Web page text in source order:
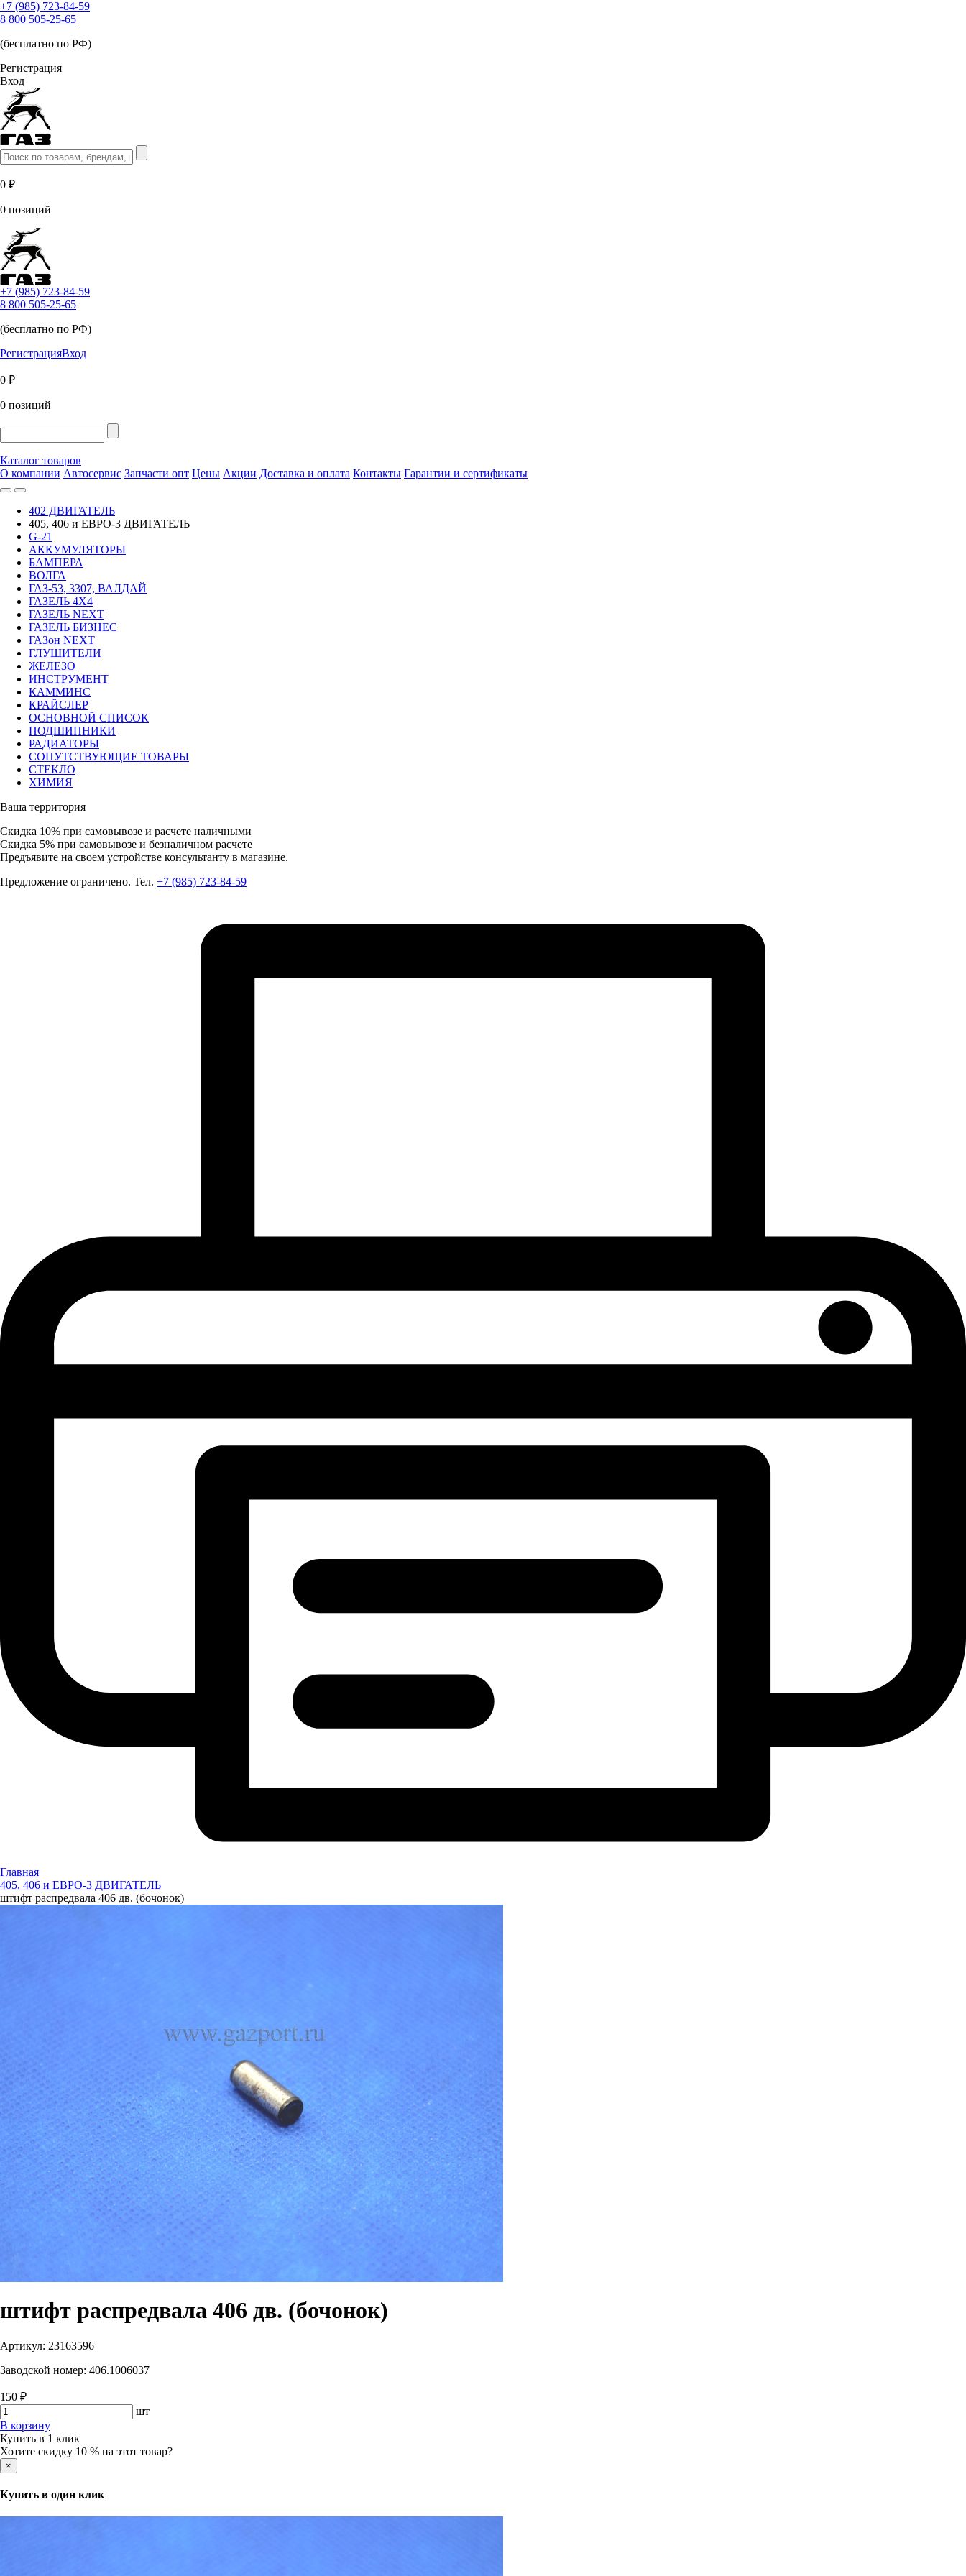
+7 (985) 723-84-59
8 800 505-25-65
(бесплатно по РФ)
Регистрация
Вход
0 ₽
0 позиций
+7 (985) 723-84-59
8 800 505-25-65
(бесплатно по РФ)
РегистрацияВход
0 ₽
0 позиций
Каталог товаров
О компании Автосервис Запчасти опт Цены Акции Доставка и оплата Контакты Гарантии и сертификаты
402 ДВИГАТЕЛЬ
405, 406 и ЕВРО-3 ДВИГАТЕЛЬ
G-21
АККУМУЛЯТОРЫ
БАМПЕРА
ВОЛГА
ГАЗ-53, 3307, ВАЛДАЙ
ГАЗЕЛЬ 4Х4
ГАЗЕЛЬ NEXT
ГАЗЕЛЬ БИЗНЕС
ГАЗон NEXT
ГЛУШИТЕЛИ
ЖЕЛЕЗО
ИНСТРУМЕНТ
КАММИНС
КРАЙСЛЕР
ОСНОВНОЙ СПИСОК
ПОДШИПНИКИ
РАДИАТОРЫ
СОПУТСТВУЮЩИЕ ТОВАРЫ
СТЕКЛО
ХИМИЯ
Ваша территория
Скидка 10% при самовывозе и расчете наличными
Скидка 5% при самовывозе и безналичном расчете
Предъявите на своем устройстве консультанту в магазине.
Предложение ограничено. Тел. +7 (985) 723-84-59
Главная
405, 406 и ЕВРО-3 ДВИГАТЕЛЬ
штифт распредвала 406 дв. (бочонок)
штифт распредвала 406 дв. (бочонок)
Артикул: 23163596
Заводской номер: 406.1006037
150 ₽
шт
В корзину
Купить в 1 клик
Хотите скидку 10 % на этот товар?
×
Купить в один клик